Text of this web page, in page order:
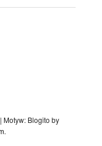
| Motyw: Blogito by
.